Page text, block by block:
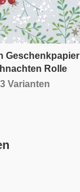
Geschenkpapier
Rolle
3 Varianten